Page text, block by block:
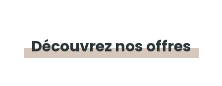
Découvreznos offres